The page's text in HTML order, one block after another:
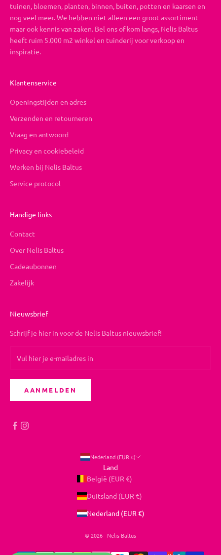
tuinen, bloemen, planten, binnen, buiten, potten en kaarsen en
nog veel meer. We hebben niet alleen een groot assortiment
maar ook kennis van zaken. Bel ons of kom langs, Nelis Baltus
heeft ruim 5.000 m2 winkel en tuinderij voor verkoop en
inspiratie.
Klantenservice
Openingstijden en adres
Verzenden en retourneren
Vraag en antwoord
Privacy en cookiebeleid
Werken bij Nelis Baltus
Service protocol
Handige links
Contact
Over Nelis Baltus
Cadeaubonnen
Zakelijk
Nieuwsbrief
Schrijf je hier in voor de Nelis Baltus nieuwsbrief!
AANMELDEN
Nederland (EUR €)
Land
België (EUR €)
Duitsland (EUR €)
Nederland (EUR €)
© 2026 - Nelis Baltus